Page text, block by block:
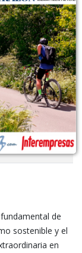
de
sostenible y el
en